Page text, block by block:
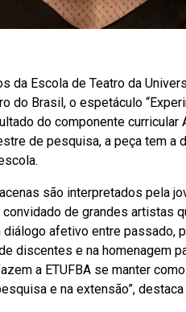
da Escola de Teatro da
do Brasil, o espetáculo
do componente
de pesquisa, a peça tem
são interpretados pela
de grandes artistas
diálogo afetivo entre passado,
discentes e na homenagem
a ETUFBA se manter
e na extensão”,